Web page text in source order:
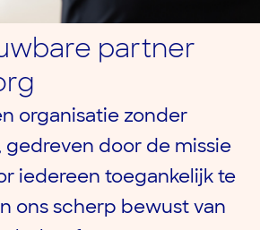
partner
organisatie zonder
door de missie
iedereen toegankelijk te
onsscherp bewust van